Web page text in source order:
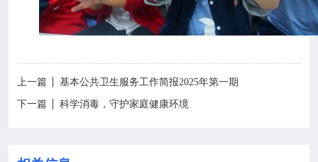
上一篇
基本公共卫生服务工作简报2025年第一期
下一篇
科学消毒，守护家庭健康环境